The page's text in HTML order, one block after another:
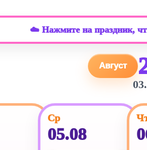
☁️ Нажмите на праздник,
Август
Ср
05.08